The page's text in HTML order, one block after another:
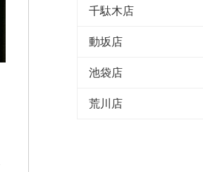
千駄木店
動坂店
池袋店
荒川店